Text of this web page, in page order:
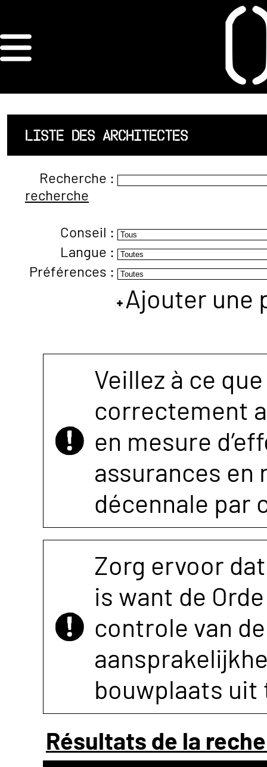
ORDRE DES
ARCHITECTES
ACCUEIL
LISTE DES
ARCHITECTES
JURISPRUDENCE
ANNEXE 4 CODT
LISTE DES ARCHITECTES
Recherche :
recherche
Conseil :
Langue :
Préférences :
Ajouter une
Veillez à ce
correctement
en mesure
assurances
décennale par
Zorg ervoor
is want de
controle van
bouwplaats uit
Résultats de la